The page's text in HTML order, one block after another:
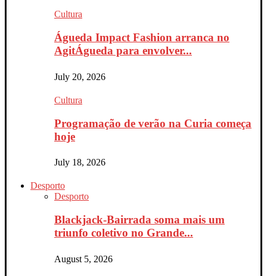
Cultura
Águeda Impact Fashion arranca no
AgitÁgueda para envolver...
July 20, 2026
Cultura
Programação de verão na Curia começa
hoje
July 18, 2026
Desporto
Desporto
Blackjack-Bairrada soma mais um
triunfo coletivo no Grande...
August 5, 2026